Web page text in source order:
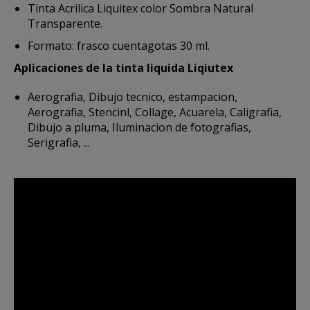
Tinta Acrilica Liquitex color Sombra Natural
Transparente.
Formato: frasco cuentagotas 30 ml.
Aplicaciones de la tinta liquida Liqiutex
Aerografia, Dibujo tecnico, estampacion,
Aerografia, Stencinl, Collage, Acuarela, Caligrafia,
Dibujo a pluma, Iluminacion de fotografias,
Serigrafia, ...